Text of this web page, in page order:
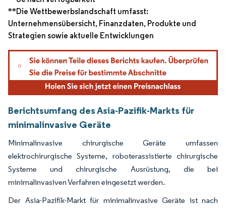
**Die Wettbewerbslandschaft umfasst:
Unternehmensübersicht, Finanzdaten, Produkte und
Strategien sowie aktuelle Entwicklungen
Berichtsumfang des Asia-Pazifik-Markts für
minimalinvasive Geräte
Minimalinvasive chirurgische Geräte umfassen
elektrochirurgische Systeme, roboterassistierte chirurgische
Systeme und chirurgische Ausrüstung, die bei
minimalinvasiven Verfahren eingesetzt werden.
Der Asia-Pazifik-Markt für minimalinvasive Geräte ist nach